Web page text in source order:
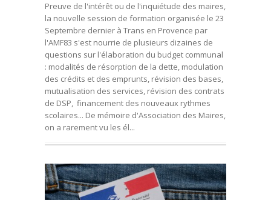
Preuve de l'intérêt ou de l'inquiétude des maires,
la nouvelle session de formation organisée le 23
Septembre dernier à Trans en Provence par
l'AMF83 s'est nourrie de plusieurs dizaines de
questions sur l'élaboration du budget communal
: modalités de résorption de la dette, modulation
des crédits et des emprunts, révision des bases,
mutualisation des services, révision des contrats
de DSP, financement des nouveaux rythmes
scolaires... De mémoire d'Association des Maires,
on a rarement vu les él...